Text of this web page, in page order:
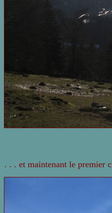
. . . et maintenant le premier